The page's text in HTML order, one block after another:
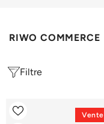
RIWO COMMERCE
Filtre
Vente